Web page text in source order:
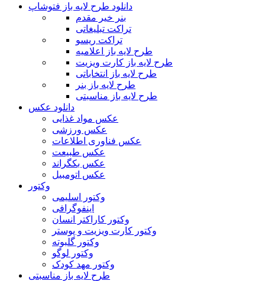
دانلود طرح لایه باز فتوشاپ
بنر خیر مقدم
تراکت تبلیغاتی
تراکت ریسو
طرح لایه باز اعلامیه
طرح لایه باز کارت ویزیت
طرح لایه باز انتخاباتی
طرح لایه باز بنر
طرح لایه باز مناسبتی
دانلود عکس
عکس مواد غذایی
عکس ورزشی
عکس فناوری اطلاعات
عکس طبیعت
عکس بکگراند
عکس اتومبیل
وکتور
وکتور اسلیمی
اینفوگرافی
وکتور کاراکتر انسان
وکتور کارت ویزیت و پوستر
وکتور گلبوته
وکتور لوگو
وکتور مهد کودک
طرح لایه باز مناسبتی